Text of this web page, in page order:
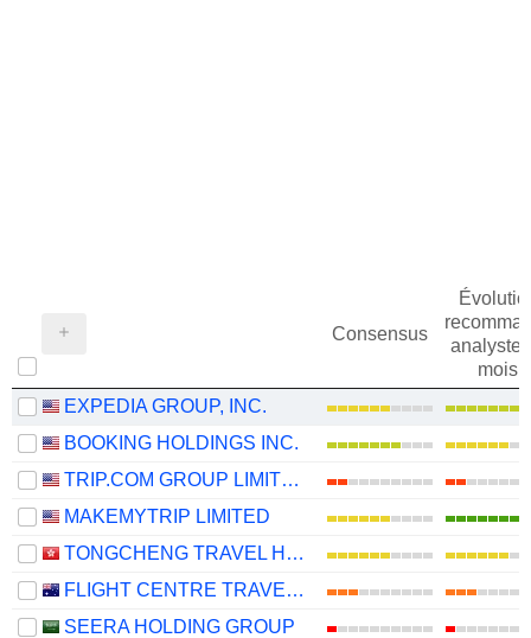
Consensus
mois
EXPEDIA GROUP, INC.
BOOKING HOLDINGS INC.
TRIP.COM GROUP LIMITED
MAKEMYTRIP LIMITED
TONGCHENG TRAVEL HOLDINGS LIMITED
FLIGHT CENTRE TRAVEL GROUP LIMITED
SEERA HOLDING GROUP